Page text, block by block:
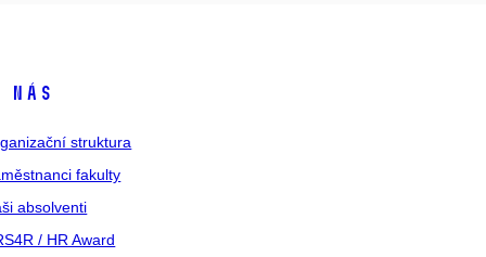
nás
struktura
fakulty
absolventi
/ HR Award